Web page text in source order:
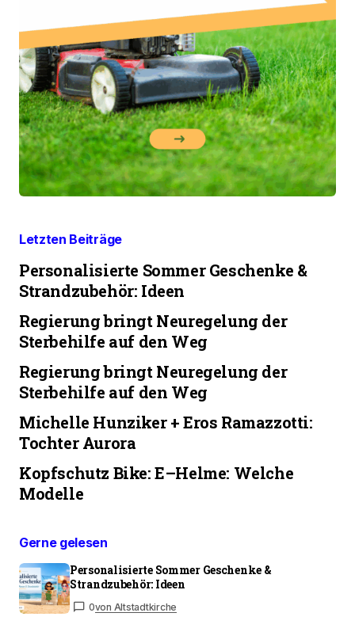
Letzten Beiträge
Personalisierte Sommer Geschenke &
Strandzubehör: Ideen
Regierung bringt Neuregelung der
Sterbehilfe auf den Weg
Regierung bringt Neuregelung der
Sterbehilfe auf den Weg
Michelle Hunziker + Eros Ramazzotti:
Tochter Aurora
Kopfschutz Bike: E–Helme: Welche
Modelle
Gerne gelesen
Personalisierte Sommer Geschenke &
Strandzubehör: Ideen
0von Altstadtkirche